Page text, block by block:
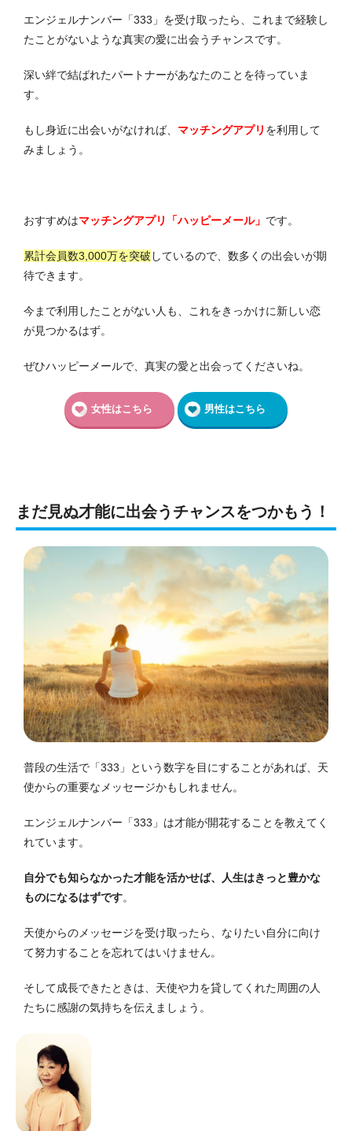
エンジェルナンバー「333」を受け取ったら、これまで経験し
たことがないような真実の愛に出会うチャンスです。
深い絆で結ばれたパートナーがあなたのことを待っていま
す。
もし身近に出会いがなければ、 マッチングアプリ を利用して
みましょう。
おすすめはマッチングアプリ「ハッピーメール」 です。
累計会員数3,000万を突破 しているので、数多くの出会いが期
待できます。
今まで利用したことがない人も、これをきっかけに新しい恋
が見つかるはず。
ぜひハッピーメールで、真実の愛と出会ってくださいね。
女性はこちら 男性はこちら
まだ見ぬ才能に出会うチャンスをつかもう！
普段の生活で「333」という数字を目にすることがあれば、天
使からの重要なメッセージかもしれません。
エンジェルナンバー「333」は才能が開花することを教えてく
れています。
自分でも知らなかった才能を活かせば、人生はきっと豊かな
ものになるはずです。
天使からのメッセージを受け取ったら、なりたい自分に向け
て努力することを忘れてはいけません。
そして成長できたときは、天使や力を貸してくれた周囲の人
たちに感謝の気持ちを伝えましょう。